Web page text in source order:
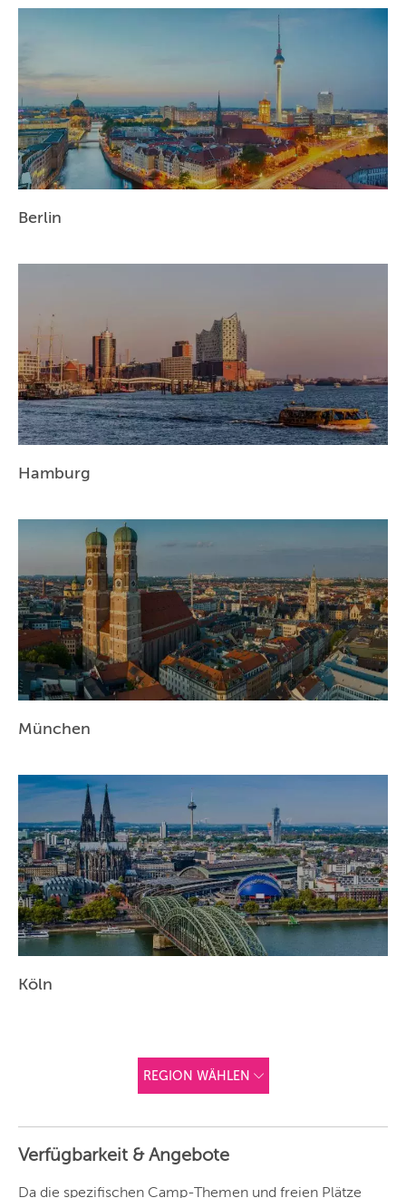
Berlin
Hamburg
München
Köln
REGION WÄHLEN
Vorschlag basierend
Hier findest du vor
Verfügbarkeit & Angebote
Da die spezifischen Camp-Themen und freien Plätze